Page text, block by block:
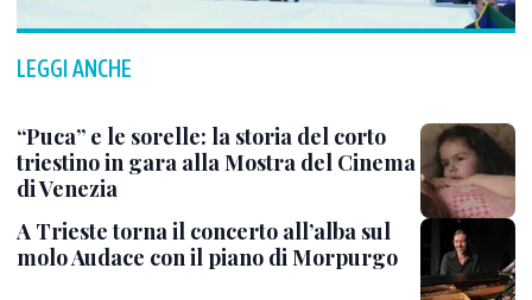
LEGGI ANCHE
“Puca” e le sorelle: la storia del corto
triestino in gara alla Mostra del Cinema
di Venezia
A Trieste torna il concerto all’alba sul
molo Audace con il piano di Morpurgo